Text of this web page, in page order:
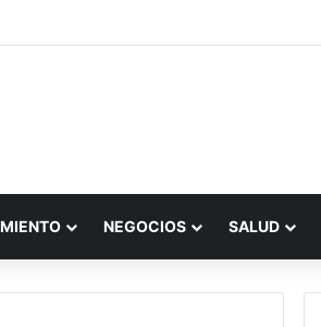
NEGOCIOS SALUD